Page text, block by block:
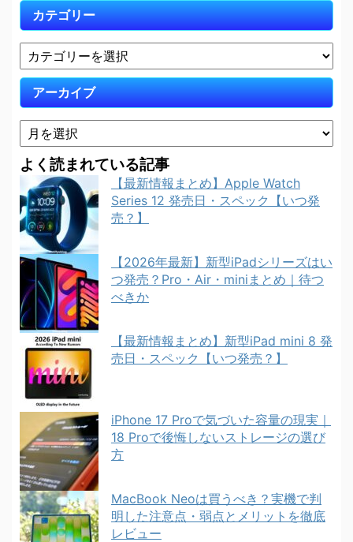
カテゴリー
アーカイブ
よく読まれている記事
【最新情報まとめ】Apple Watch
Series 12 発売日・スペック【いつ発
売？】
【2026年最新】新型iPadシリーズはい
つ発売？Pro・Air・miniまとめ｜待つ
べきか
【最新情報まとめ】新型iPad mini 8 発
売日・スペック【いつ発売？】
iPhone 17 Proで気づいた容量の現実｜
18 Proで後悔しないストレージの選び
方
MacBook Neoは買うべき？実機で判
明した注意点・弱点とメリットを徹底
レビュー